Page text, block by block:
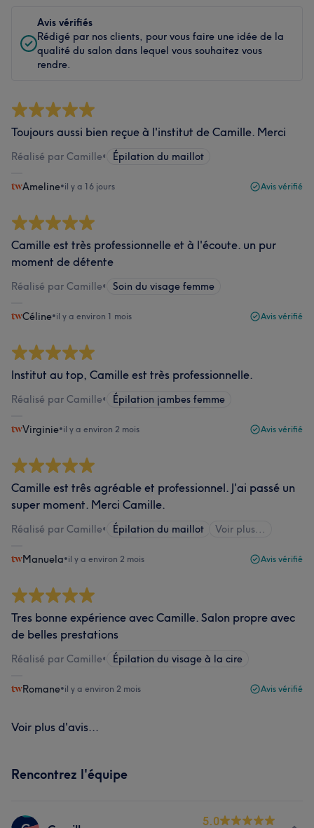
Avis vérifiés
Rédigé par nos clients, pour vous faire une idée de la
qualité du salon dans lequel vous souhaitez vous
rendre.
Toujours aussi bien reçue à l'institut de Camille. Merci
Réalisé par Camille• Épilation du maillot
Ameline•il y a 16 jours Avis vérifié
Camille est très professionnelle et à l'écoute. un pur
moment de détente
Réalisé par Camille• Soin du visage femme
Céline•il y a environ 1 mois Avis vérifié
Institut au top, Camille est très professionnelle.
Réalisé par Camille• Épilation jambes femme
Virginie•il y a environ 2 mois Avis vérifié
Camille est três agréable et professionnel. J'ai passé un
super moment. Merci Camille.
Réalisé par Camille• Épilation du maillot Voir plus...
Manuela•il y a environ 2 mois Avis vérifié
Tres bonne expérience avec Camille. Salon propre avec
de belles prestations
Réalisé par Camille• Épilation du visage à la cire
Romane•il y a environ 2 mois Avis vérifié
Voir plus d'avis...
Rencontrez l'équipe
5.0